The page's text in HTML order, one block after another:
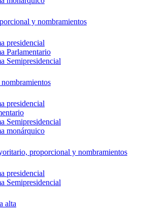
y nombramientos
presidencial
Parlamentario
Semipresidencial
presidencial
Semipresidencial
monárquico
proporcional y nombramientos
presidencial
Semipresidencial
alta